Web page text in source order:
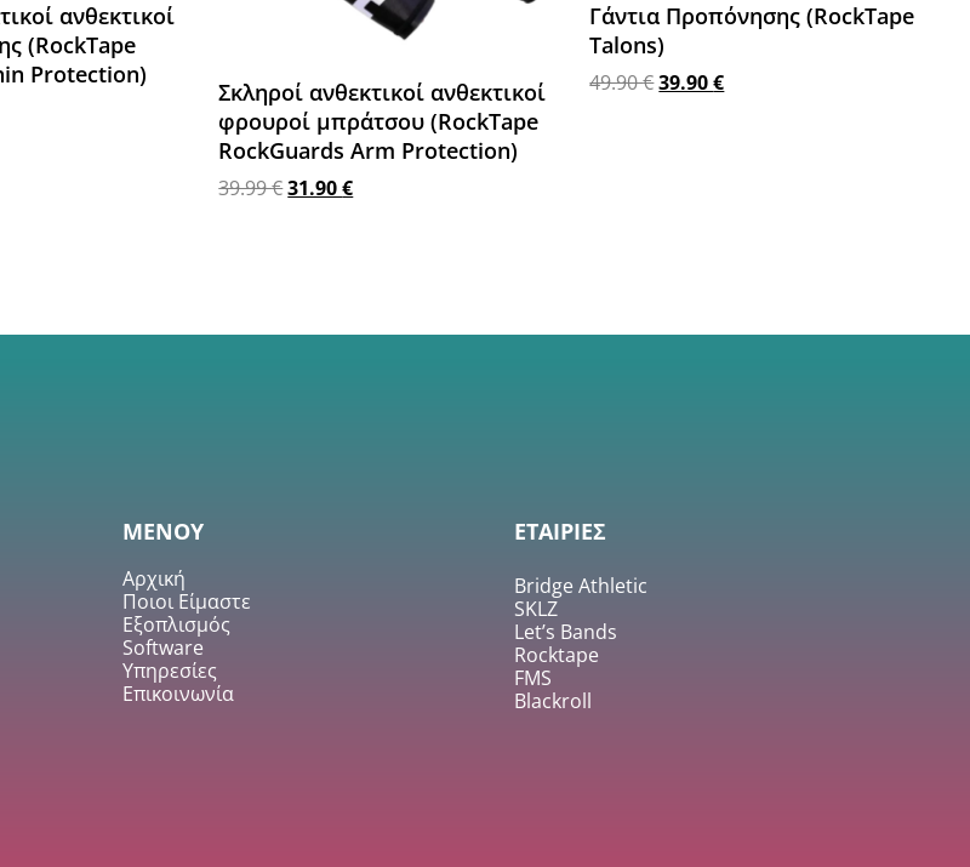
ανθεκτικοί
(RockTape
Protection)
Σκληροί ανθεκτικοί ανθεκτικοί
φρουροί μπράτσου (RockTape
RockGuards Arm Protection)
39.99€31.90€
Γάντια Προπόνησης (RockTape
Talons)
49.90€39.90€
ΜΕΝΟΥ
Αρχική
Ποιοι Είμαστε
Εξοπλισμός
Software
Υπηρεσίες
Επικοινωνία
ΕΤΑΙΡΙΕΣ
Bridge Athletic
SKLZ
Let’s Bands
Rocktape
FMS
Blackroll